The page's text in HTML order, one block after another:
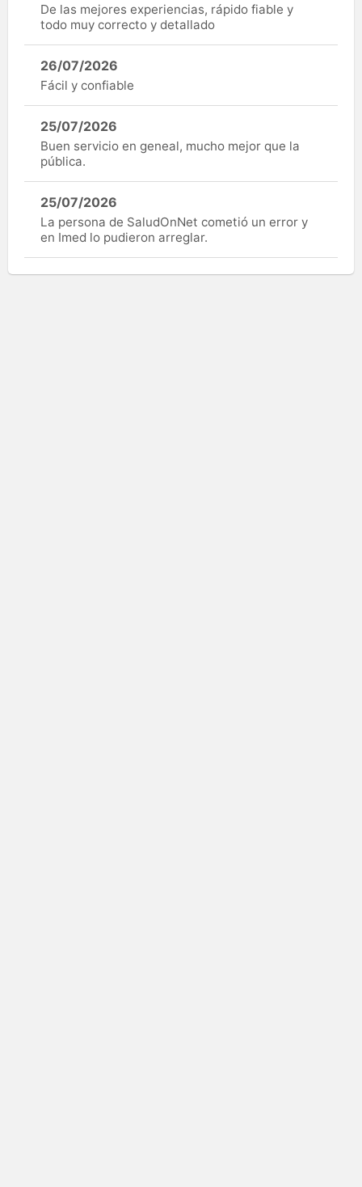
De las mejores experiencias, rápido fiable y
todo muy correcto y detallado
26/07/2026
Fácil y confiable
25/07/2026
Buen servicio en geneal, mucho mejor que la
pública.
25/07/2026
La persona de SaludOnNet cometió un error y
en Imed lo pudieron arreglar.